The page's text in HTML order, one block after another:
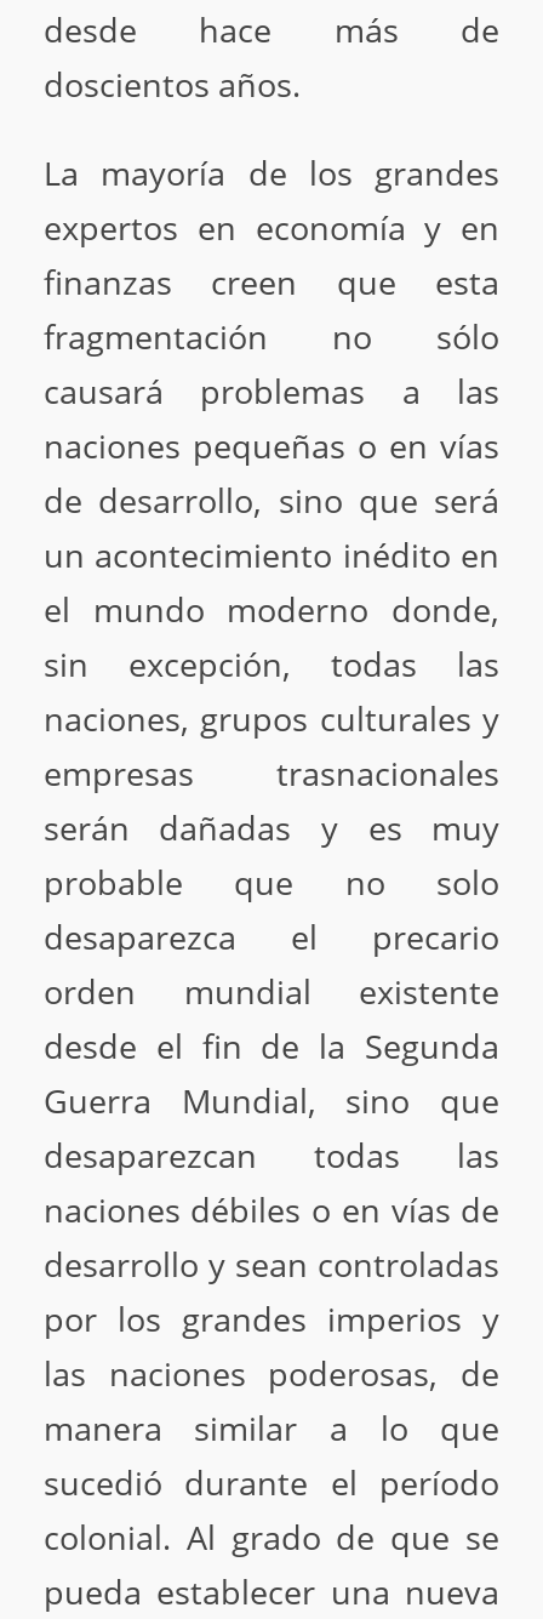
desde hace más de
doscientos años.
La mayoría de los grandes
expertos en economía y en
finanzas creen que esta
fragmentación no sólo
causará problemas a las
naciones pequeñas o en vías
de desarrollo, sino que será
un acontecimiento inédito en
el mundo moderno donde,
sin excepción, todas las
naciones, grupos culturales y
empresas trasnacionales
serán dañadas y es muy
probable que no solo
desaparezca el precario
orden mundial existente
desde el fin de la Segunda
Guerra Mundial, sino que
desaparezcan todas las
naciones débiles o en vías de
desarrollo y sean controladas
por los grandes imperios y
las naciones poderosas, de
manera similar a lo que
sucedió durante el período
colonial. Al grado de que se
pueda establecer una nueva